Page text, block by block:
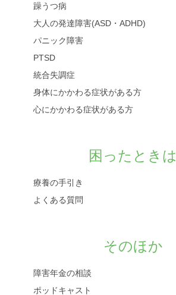
躁うつ病
大人の発達障害(ASD・ADHD)
パニック障害
PTSD
統合失調症
身体にかかわる症状がある方
心にかかわる症状がある方
困ったときは
療養の手引き
よくある質問
そのほか
障害年金の相談
ポッドキャスト